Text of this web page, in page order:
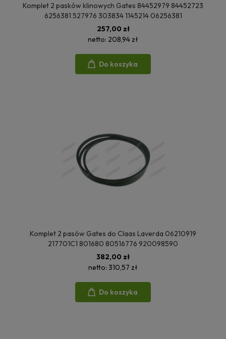
Komplet 2 pasków klinowych Gates 84452979 84452723
6256381 527976 303834 1145214 06256381
257,00 zł
netto: 208,94 zł
Do koszyka
Komplet 2 pasów Gates do Claas Laverda 06210919
217701C1 801680 80516776 920098590
382,00 zł
netto: 310,57 zł
Do koszyka